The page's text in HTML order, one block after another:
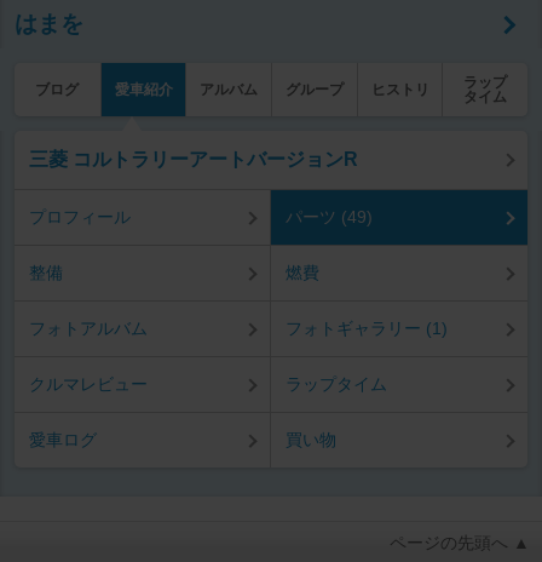
はまを
ブログ 愛車紹介 アルバム グループ ヒストリ
ラップ
タイム
三菱 コルトラリーアートバージョンR
プロフィール パーツ (49)
整備 燃費
フォトアルバム フォトギャラリー (1)
クルマレビュー ラップタイム
愛車ログ 買い物
ページの先頭へ ▲